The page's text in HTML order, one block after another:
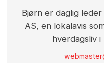
Bjørn er daglig
AS, en lokalavis
hverdagsliv i